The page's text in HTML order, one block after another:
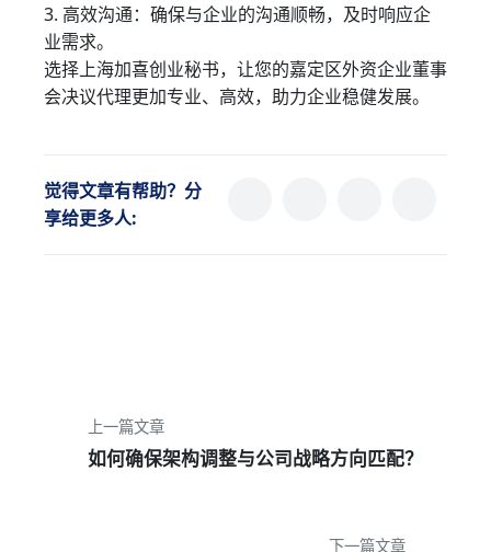
3. 高效沟通：确保与企业的沟通顺畅，及时响应企
业需求。
选择上海加喜创业秘书，让您的嘉定区外资企业董事
会决议代理更加专业、高效，助力企业稳健发展。
觉得文章有帮助？分
享给更多人:
上一篇文章
如何确保架构调整与公司战略方向匹配？
下一篇文章